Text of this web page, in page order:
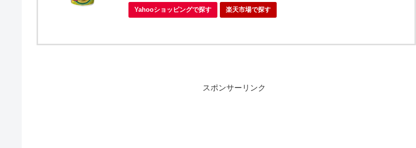
Yahooショッピングで探す 楽天市場で探す
スポンサーリンク